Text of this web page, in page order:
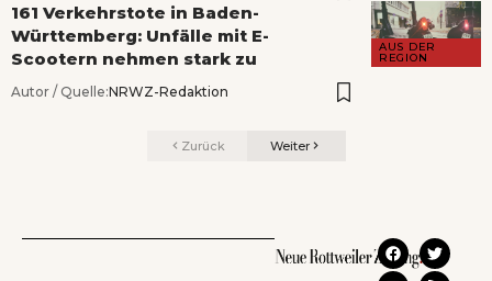
AUS DER
REGION
161 Verkehrstote in Baden-
Württemberg: Unfälle mit E-
Scootern nehmen stark zu
Autor / Quelle:NRWZ-Redaktion
Zurück Weiter